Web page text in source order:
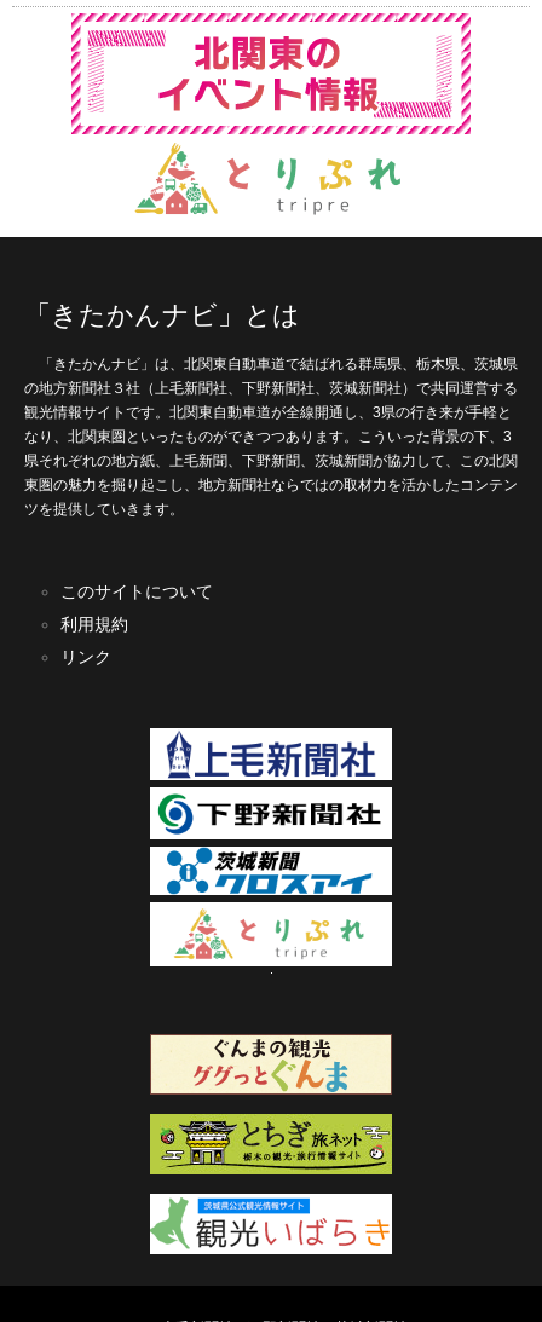
「きたかんナビ」とは
「きたかんナビ」は、北関東自動車道で結ばれる群馬県、栃木県、茨城県
の地方新聞社３社（上毛新聞社、下野新聞社、茨城新聞社）で共同運営する
観光情報サイトです。北関東自動車道が全線開通し、3県の行き来が手軽と
なり、北関東圏といったものができつつあります。こういった背景の下、3
県それぞれの地方紙、上毛新聞、下野新聞、茨城新聞が協力して、この北関
東圏の魅力を掘り起こし、地方新聞社ならではの取材力を活かしたコンテン
ツを提供していきます。
このサイトについて
利用規約
リンク